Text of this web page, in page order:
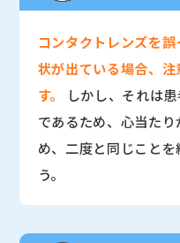
コンタクトレンズを
状が出ている場合、
す。
しかし、それは
であるため、心当た
め、二度と同じこと
う。